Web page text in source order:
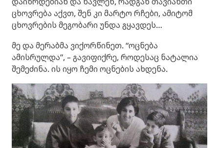
ცხოვრება აქვთ, შენ კი მარტო რჩები, ამიტომ
ცხოვრების მეგობარი უნდა გყავდეს…
მე და მერაბმა ვიქორწინეთ. “ოცნება
ამისრულდა”, – გავიფიქრე, როდესაც ნატალია
შემეძინა. ის იყო ჩემი ოცნების ახდენა.